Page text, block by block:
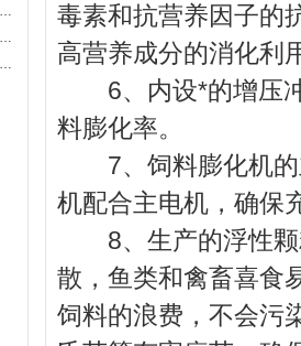
螺旋、贝壳、豌豆脆膨化机械设备生产线
锅巴、夹心米果休闲食品生产线
早餐谷物玉米片膨化机械生产线
毒素和抗营养因子的
高营养成分的消化利
6、内设*的增压冲
料膨化率。
7、饲料膨化机的
机配合主电机，确保
8、生产的浮性颗
散，鱼类和禽畜喜食
饲料的浪费，不会污